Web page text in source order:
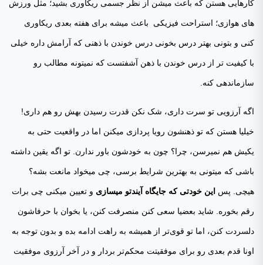
کارهایی هستن که باعث میشن از نظر جسمی ریکاوری بشید؛ مثل ورزش
های هوازی؛ استراحت فیزیکی باعث میشه برای هفته بعدی ریکاوری
کنی و بتونی بهتر درس بخونی درس خوندن با ذهنی که آرامش داره خیلی
با کیفیت تر از درس خوندن با ذهن آشفتست که نمیتونه مطالب رو
سازماندهی کنه.
اگه آرزویی تو سرت داری، شک نکن قدرت رسیدن بهش رو هم داری!
خیلیا هستن که تو ذهنشون رویا پردازی میکنن اما در واقعیت حتی به
یکیش هم نمیرسن، چرا؟ چون به خودشون باور ندارن. تو‌ اگه یقین داشته
باشی که میتونی به بهترین شرایط برسی، چی میخواد مانعت بشه؟
هیچی. پس این خودتی که جایگاه آیندتو میسازی و‌ تعیین میکنی چی برات
رقم بخوره. شاید بعضیا سعی کنن منصرفت کنن، یا بخوان با حرفاشون
دلسردت کنن، اما تو قوی‌تر از همیشه به راهت ادامه بده و بدون توجه به
اونا قدم بعدی رو برای موفقیتت محکم‌تر بردار و در آخر آرزوی موفقیت